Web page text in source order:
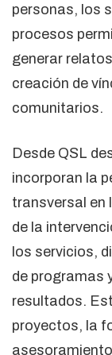
personas, los
procesos
generar
creación de
comunitarios.
Desde QSL
incorporan la
transversal en
de la
los servicios,
de programas
resultados.
proyectos, la